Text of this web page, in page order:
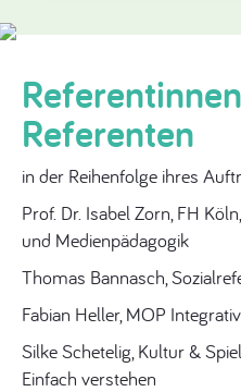
Referenten
in der Reihenfolge ihres
Prof. Dr. Isabel Zorn, FH
und Medienpädagogik
Thomas Bannasch,
Fabian Heller, MOP
Silke Schetelig, Kultur &
Einfach verstehen